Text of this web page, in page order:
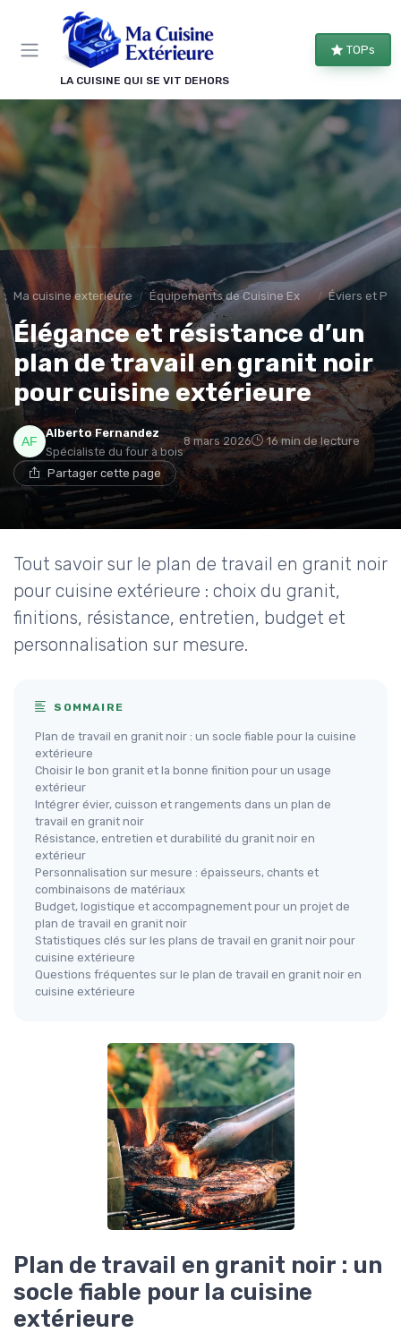
LA CUISINE QUI SE VIT DEHORS
TOPs
Ma cuisine exterieure Équipements de Cuisine Extérieure Éviers et
Élégance et résistance d’un
plan de travail en granit noir
pour cuisine extérieure
Alberto Fernandez
Spécialiste du four à bois
8 mars 2026 16 min de lecture
Partager cette page
Tout savoir sur le plan de travail en granit noir
pour cuisine extérieure : choix du granit,
finitions, résistance, entretien, budget et
personnalisation sur mesure.
SOMMAIRE
Plan de travail en granit noir : un socle fiable pour la cuisine
extérieure
Choisir le bon granit et la bonne finition pour un usage
extérieur
Intégrer évier, cuisson et rangements dans un plan de
travail en granit noir
Résistance, entretien et durabilité du granit noir en
extérieur
Personnalisation sur mesure : épaisseurs, chants et
combinaisons de matériaux
Budget, logistique et accompagnement pour un projet de
plan de travail en granit noir
Statistiques clés sur les plans de travail en granit noir pour
cuisine extérieure
Questions fréquentes sur le plan de travail en granit noir en
cuisine extérieure
Plan de travail en granit noir : un
socle fiable pour la cuisine
extérieure
Panneau de gestion des cookies